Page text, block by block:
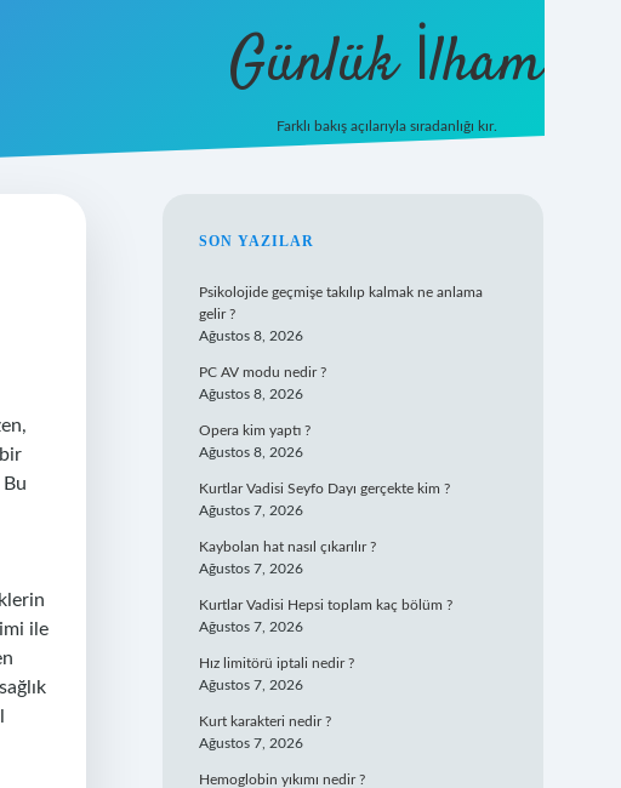
Günlük İlham
Farklı bakış açılarıyla sıradanlığı kır.
ile
SIDEBAR
SON YAZILAR
Psikolojide geçmişe takılıp kalmak ne anlama
gelir ?
Ağustos 8, 2026
PC AV modu nedir ?
Ağustos 8, 2026
Opera kim yaptı ?
Ağustos 8, 2026
Kurtlar Vadisi Seyfo Dayı gerçekte kim ?
Ağustos 7, 2026
Kaybolan hat nasıl çıkarılır ?
Ağustos 7, 2026
Kurtlar Vadisi Hepsi toplam kaç bölüm ?
Ağustos 7, 2026
Hız limitörü iptali nedir ?
Ağustos 7, 2026
Kurt karakteri nedir ?
Ağustos 7, 2026
Hemoglobin yıkımı nedir ?